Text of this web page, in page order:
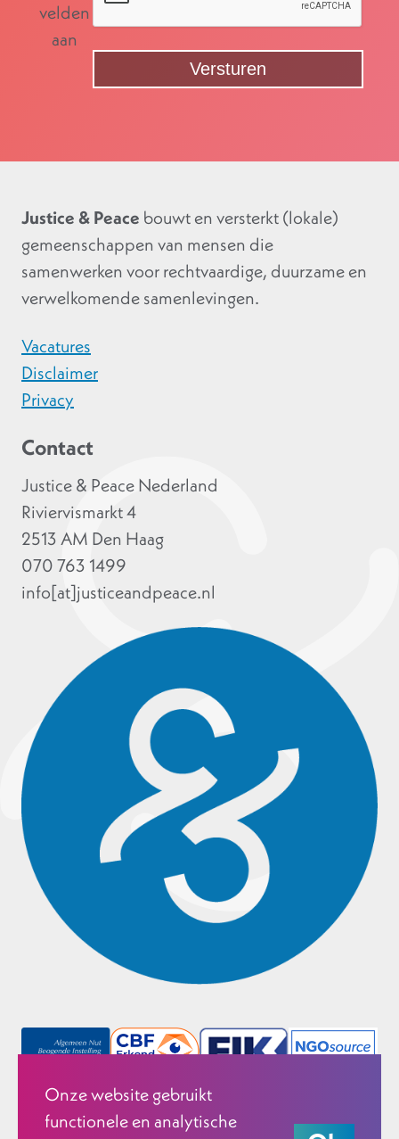
Onze website gebruikt
functionele en analytische
velden
aan
Justice & Peace bouwt en versterkt (lokale)
gemeenschappen van mensen die
samenwerken voor rechtvaardige, duurzame en
verwelkomende samenlevingen.
Vacatures
Disclaimer
Privacy
Contact
Justice & Peace Nederland
Riviervismarkt 4
2513 AM Den Haag
070 763 1499
info[at]justiceandpeace.nl